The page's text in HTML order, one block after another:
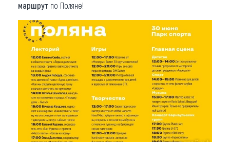
маршрут по Поляне!